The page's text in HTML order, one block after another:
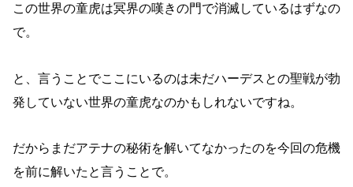
この世界の童虎は冥界の嘆きの門で消滅しているはずなの
で。
と、言うことでここにいるのは未だハーデスとの聖戦が勃
発していない世界の童虎なのかもしれないですね。
だからまだアテナの秘術を解いてなかったのを今回の危機
を前に解いたと言うことで。